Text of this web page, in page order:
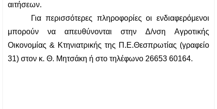
αιτήσεων.
Για περισσότερες πληροφορίες οι ενδιαφερόμενοι
μπορούν να απευθύνονται στην Δ/νση Αγροτικής
Οικονομίας & Κτηνιατρικής της Π.Ε.Θεσπρωτίας (γραφείο
31) στον κ. Θ. Μητσάκη ή στο τηλέφωνο 26653 60164.